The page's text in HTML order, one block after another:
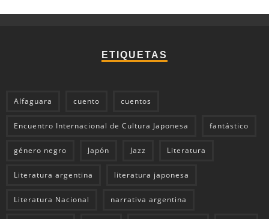
ETIQUETAS
Alfaguara cuento cuentos
Encuentro Internacional de Cultura Japonesa fantástico
género negro Japón Jazz Literatura
Literatura argentina literatura japonesa
Literatura Nacional narrativa argentina